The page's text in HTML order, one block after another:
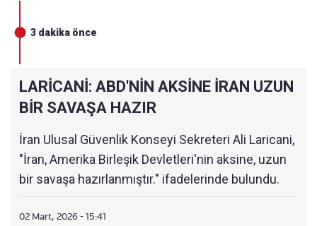
3 dakika önce
LARİCANİ: ABD'NİN AKSİNE İRAN UZUN
BİR SAVAŞA HAZIR
İran Ulusal Güvenlik Konseyi Sekreteri Ali Laricani,
"İran, Amerika Birleşik Devletleri'nin aksine, uzun
bir savaşa hazırlanmıştır." ifadelerinde bulundu.
02 Mart, 2026 - 15:41